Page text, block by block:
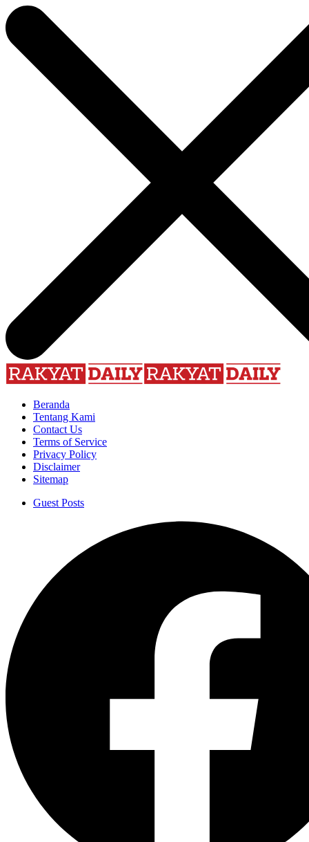
Beranda
Tentang Kami
Contact Us
Terms of Service
Privacy Policy
Disclaimer
Sitemap
Guest Posts